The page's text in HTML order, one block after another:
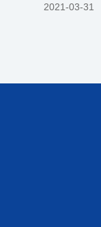
2021-03-31